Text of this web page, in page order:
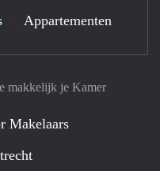
makkelijk je Kamer
Makelaars
Appartementen